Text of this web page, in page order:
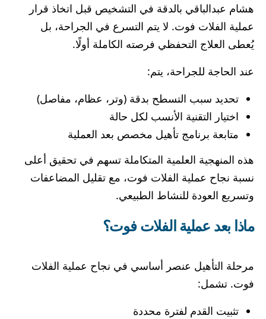
هشام عبدالباقي بالدقة في التشخيص قبل اتخاذ قرار
عملية الفلات فوت. لا يتم التسرع في الجراحة، بل
يُعطى العلاج التحفظي فرصته الكاملة أولًا.
عند الحاجة للجراحة، يتم:
تحديد سبب التسطح بدقة (وتر، عظام، مفاصل)
اختيار التقنية الأنسب لكل حالة
متابعة برنامج تأهيل مخصص بعد العملية
هذه المنهجية العلمية المتكاملة تسهم في تحقيق أعلى
نسبة نجاح عملية الفلات فوت، مع تقليل المضاعفات
وتسريع العودة للنشاط الطبيعي.
ماذا بعد عملية الفلات فوت؟
مرحلة التأهيل عنصر أساسي في نجاح عملية الفلات
فوت. تشمل:
تثبيت القدم لفترة محددة